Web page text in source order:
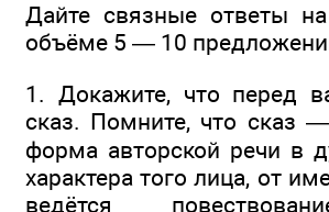
Дайте связные ответы
объёме 5 — 10
1. Докажите, что перед
сказ. Помните, что сказ
форма авторской речи в
характера того лица, от
ведётся